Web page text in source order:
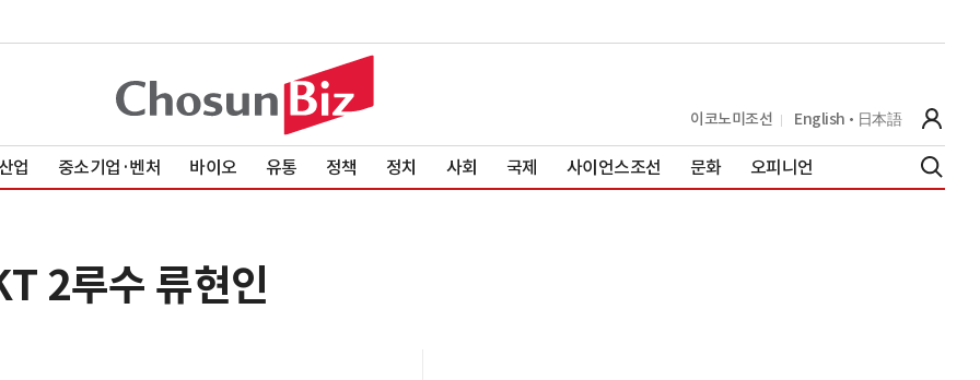
이코노미조선 English 日本語
산업 중소기업·벤처 바이오 유통 정책 정치 사회 국제 사이언스조선 문화 오피니언
2루수 류현인